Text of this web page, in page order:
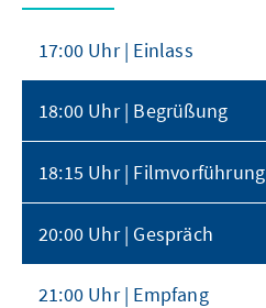
17:00 Uhr | Einlass
18:00 Uhr | Begrüßung
18:15 Uhr | Filmvorführung
20:00 Uhr | Gespräch
21:00 Uhr | Empfang